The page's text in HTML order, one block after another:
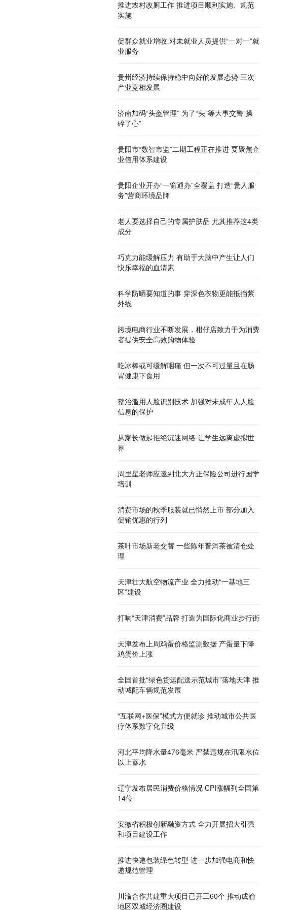
推进农村改厕工作 推进项目顺利实施、规范
实施
促群众就业增收 对未就业人员提供“一对一”就
业服务
贵州经济持续保持稳中向好的发展态势 三次
产业竞相发展
济南加码“头盔管理” 为了“头”等大事交警“操
碎了心”
贵阳市“数智市监”二期工程正在推进 要聚焦企
业信用体系建设
贵阳企业开办“一窗通办”全覆盖 打造“贵人服
务”营商环境品牌
老人要选择自己的专属护肤品 尤其推荐这4类
成分
巧克力能缓解压力 有助于大脑中产生让人们
快乐幸福的血清素
科学防晒要知道的事 穿深色衣物更能抵挡紫
外线
跨境电商行业不断发展，柑仔店致力于为消费
者提供安全高效购物体验
吃冰棒或可缓解咽痛 但一次不可过量且在肠
胃健康下食用
整治滥用人脸识别技术 加强对未成年人人脸
信息的保护
从家长做起拒绝沉迷网络 让学生远离虚拟世
界
周里星老师应邀到北大方正保险公司进行国学
培训
消费市场的秋季服装就已悄然上市 部分加入
促销优惠的行列
茶叶市场新老交替 一些陈年普洱茶被清仓处
理
天津壮大航空物流产业 全力推动“一基地三
区”建设
打响“天津消费”品牌 打造为国际化商业步行街
天津发布上周鸡蛋价格监测数据 产蛋量下降
鸡蛋价上涨
全国首批“绿色货运配送示范城市”落地天津 推
动城配车辆规范发展
“互联网+医保”模式方便就诊 推动城市公共医
疗体系数字化升级
河北平均降水量476毫米 严禁违规在汛限水位
以上蓄水
辽宁发布居民消费价格情况 CPI涨幅列全国第
14位
安徽省积极创新融资方式 全力开展招大引强
和项目建设工作
推进快递包装绿色转型 进一步加强电商和快
递规范管理
川渝合作共建重大项目已开工60个 推动成渝
地区双城经济圈建设